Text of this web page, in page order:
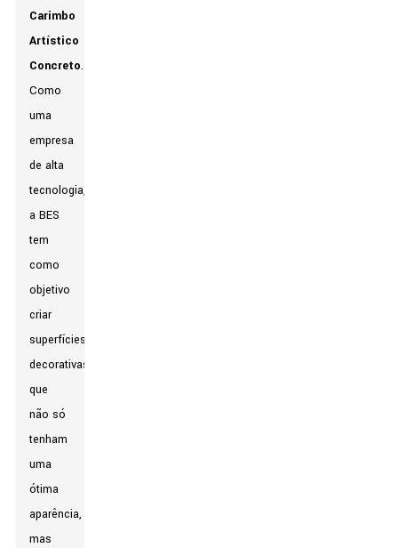
Carimbo
Artístico
Concreto.
Como
uma
empresa
de alta
tecnologia,
a BES
tem
como
objetivo
criar
superfícies
decorativas
que
não só
tenham
uma
ótima
aparência,
mas